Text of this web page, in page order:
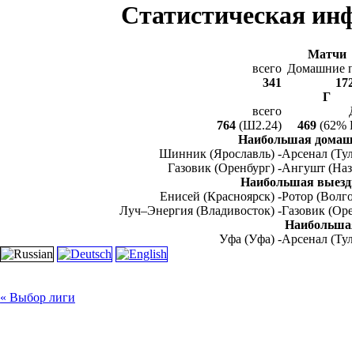
Статистическая
Матчи
всего Домашние
341
Г
всего
764 (Ш2.24) 469 (62%
Наибольшая
Шинник (Ярославль) -Арсенал
Газовик (Оренбург) -Ангушт
Наибольшая
Енисей (Красноярск) -Ротор
Луч–Энергия (Владивосток) -Газовик
Уфа (Уфа) -Арсенал
« Выбор лиги